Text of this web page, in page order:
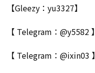
【Gleezy：yu3327】
【 Telegram：@y5582 】
【 Telegram：@ixin03 】